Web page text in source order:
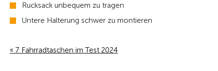
Rucksack unbequem zu tragen
Untere Halterung schwer zu montieren
« 7 Fahrradtaschen im Test 2024